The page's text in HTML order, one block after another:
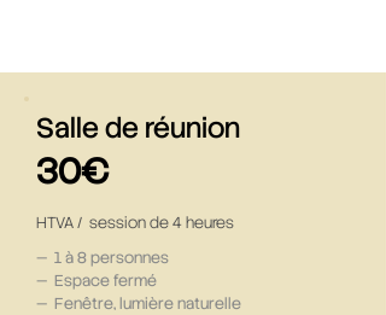
Salle de réunion
30€
HTVA / session de 4 heures
— 1 à 8 personnes
— Espace fermé​
— Fenêtre, lumière naturelle